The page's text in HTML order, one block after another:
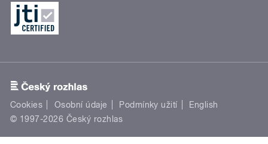
Cookies Osobní údaje Podmínky užití
English
© 1997-2026 Český rozhlas